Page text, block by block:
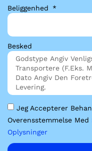
Beliggenhed
Besked
Jeg Accepterer
Overensstemmelse Med
Oplysninger